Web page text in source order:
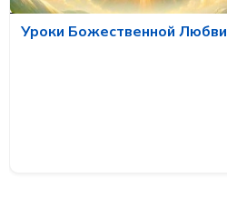
Уроки Божественной Любви